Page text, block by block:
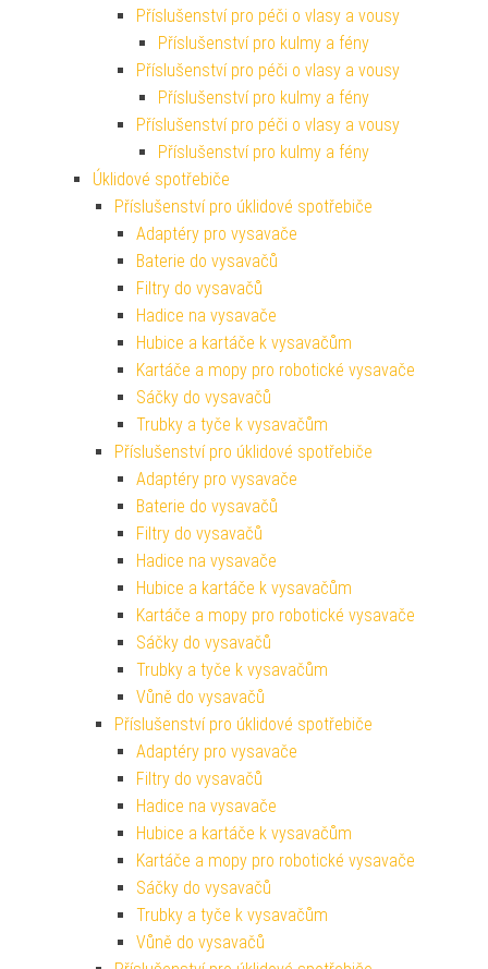
Příslušenství pro péči o vlasy a vousy
Příslušenství pro kulmy a fény
Příslušenství pro péči o vlasy a vousy
Příslušenství pro kulmy a fény
Příslušenství pro péči o vlasy a vousy
Příslušenství pro kulmy a fény
Úklidové spotřebiče
Příslušenství pro úklidové spotřebiče
Adaptéry pro vysavače
Baterie do vysavačů
Filtry do vysavačů
Hadice na vysavače
Hubice a kartáče k vysavačům
Kartáče a mopy pro robotické vysavače
Sáčky do vysavačů
Trubky a tyče k vysavačům
Příslušenství pro úklidové spotřebiče
Adaptéry pro vysavače
Baterie do vysavačů
Filtry do vysavačů
Hadice na vysavače
Hubice a kartáče k vysavačům
Kartáče a mopy pro robotické vysavače
Sáčky do vysavačů
Trubky a tyče k vysavačům
Vůně do vysavačů
Příslušenství pro úklidové spotřebiče
Adaptéry pro vysavače
Filtry do vysavačů
Hadice na vysavače
Hubice a kartáče k vysavačům
Kartáče a mopy pro robotické vysavače
Sáčky do vysavačů
Trubky a tyče k vysavačům
Vůně do vysavačů